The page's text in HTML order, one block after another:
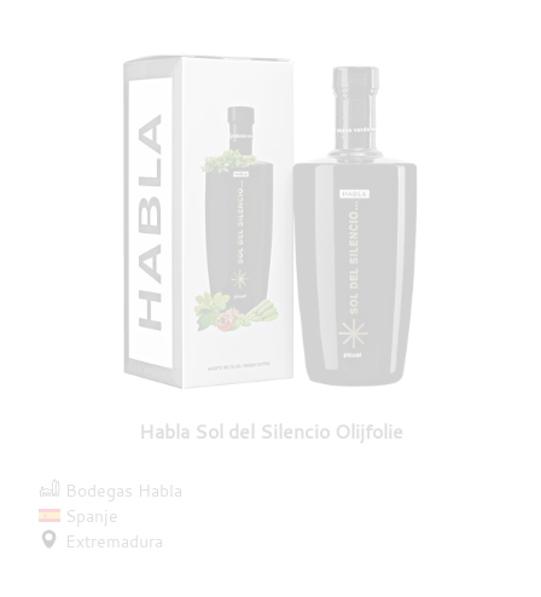
Habla Sol del Silencio Olijfolie
Bodegas Habla
Spanje
Extremadura